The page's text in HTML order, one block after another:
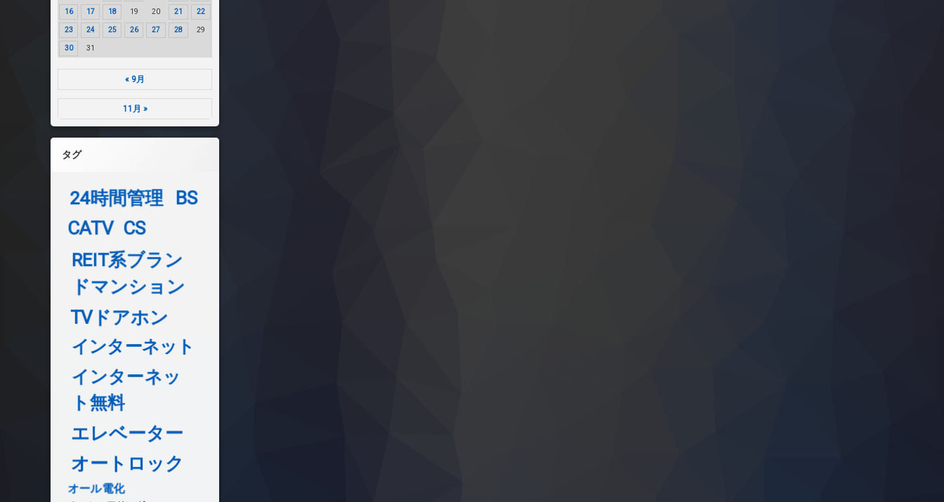
16 17 18 19 20 21 22
23 24 25 26 27 28 29
30 31
« 9月
11月 »
タグ
24時間管理
BS
CATV CS
REIT系ブラン
ドマンション
TVドアホン
インターネット
インターネッ
ト無料
エレベーター
オートロック
オール電化